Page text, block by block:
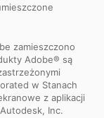
zamieszczono
Adobe® są
w Stanach
z aplikacji
Inc.